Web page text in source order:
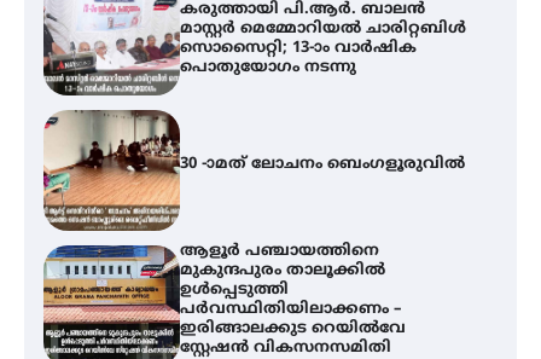
കരുത്തായി പി.ആർ. ബാലൻ
മാസ്റ്റർ മെമ്മോറിയൽ ചാരിറ്റബിൾ
സൊസൈറ്റി; 13-ാം വാർഷിക
പൊതുയോഗം നടന്നു
30 -ാമത് ലോചനം ബെംഗളൂരുവിൽ
ആളൂർ പഞ്ചായത്തിനെ
മുകുന്ദപുരം താലൂക്കിൽ
ഉൾപ്പെടുത്തി
പർവസ്ഥിതിയിലാക്കണം –
ഇരിങ്ങാലക്കുട റെയിൽവേ
സ്റ്റേഷൻ വികസനസമിതി